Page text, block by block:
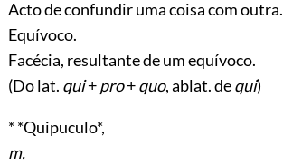
Acto de confundir uma coisa com outra.
Equívoco.
Facécia, resultante de um equívoco.
(Do lat. qui+pro+quo, ablat. dequi)
* *Quipuculo*,
m.